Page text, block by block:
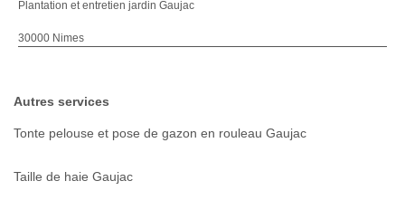
Plantation et entretien jardin Gaujac
30000 Nimes
Autres services
Tonte pelouse et pose de gazon en rouleau Gaujac
Taille de haie Gaujac